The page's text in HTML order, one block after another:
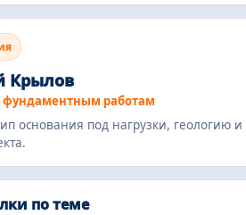
Крылов
работам
основания под нагрузки, геологию и
по теме